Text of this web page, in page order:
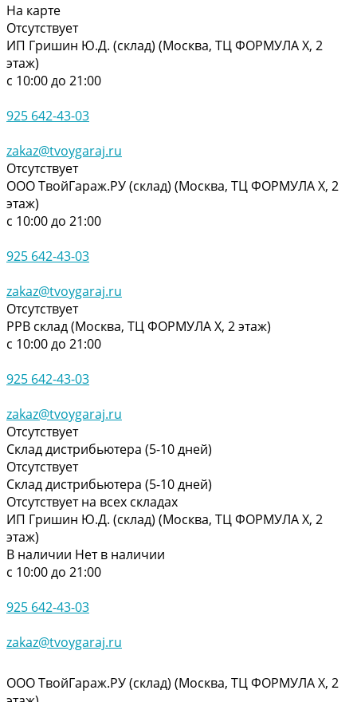
На карте
Отсутствует
ИП Гришин Ю.Д. (склад) (Москва, ТЦ ФОРМУЛА Х, 2
этаж)
с 10:00 до 21:00
925 642-43-03
zakaz@tvoygaraj.ru
Отсутствует
ООО ТвойГараж.РУ (склад) (Москва, ТЦ ФОРМУЛА Х, 2
этаж)
с 10:00 до 21:00
925 642-43-03
zakaz@tvoygaraj.ru
Отсутствует
РРВ склад (Москва, ТЦ ФОРМУЛА Х, 2 этаж)
с 10:00 до 21:00
925 642-43-03
zakaz@tvoygaraj.ru
Отсутствует
Склад дистрибьютера (5-10 дней)
Отсутствует
Склад дистрибьютера (5-10 дней)
Отсутствует на всех складах
ИП Гришин Ю.Д. (склад) (Москва, ТЦ ФОРМУЛА Х, 2
этаж)
В наличии Нет в наличии
с 10:00 до 21:00
925 642-43-03
zakaz@tvoygaraj.ru
ООО ТвойГараж.РУ (склад) (Москва, ТЦ ФОРМУЛА Х, 2